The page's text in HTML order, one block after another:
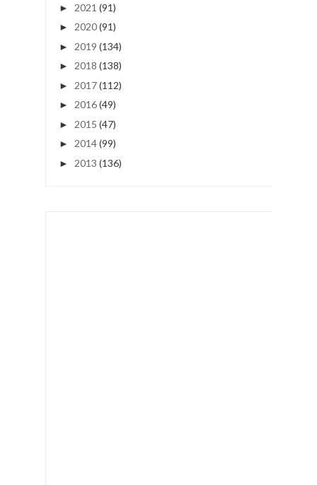
► 2021 (91)
► 2020(91)
► 2019 (134)
► 2018 (138)
► 2017(112)
► 2016(49)
► 2015 (47)
► 2014(99)
► 2013 (136)